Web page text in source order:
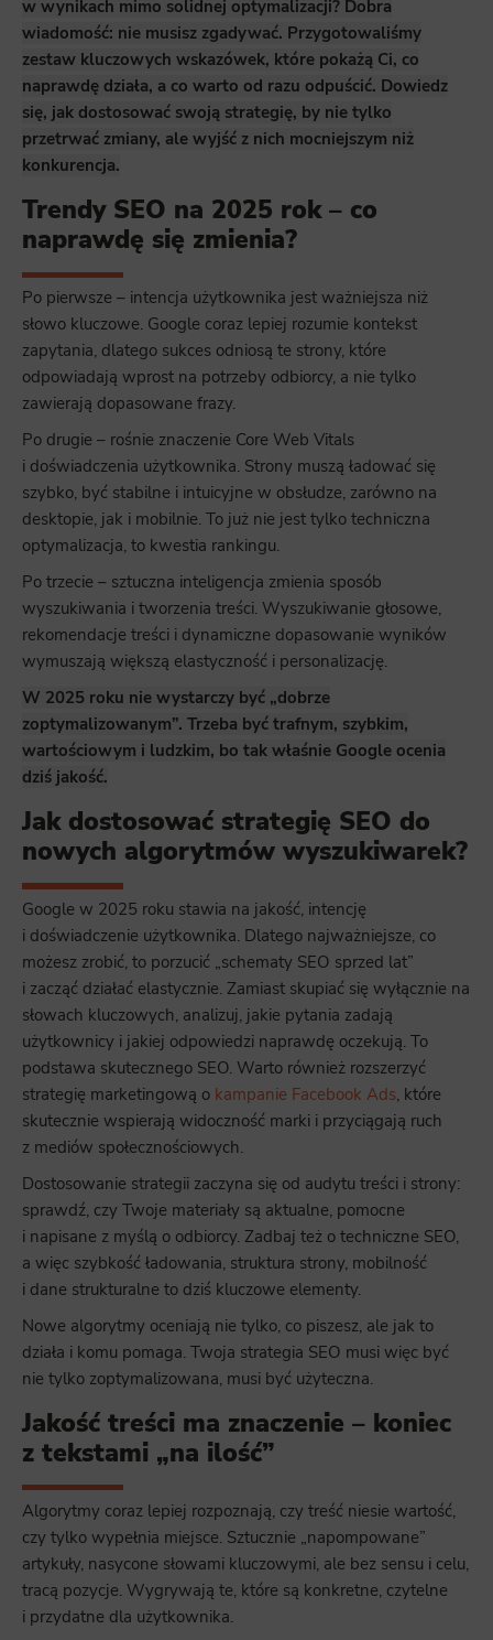
w wynikach mimo solidnej optymalizacji? Dobra
wiadomość: nie musisz zgadywać. Przygotowaliśmy
zestaw kluczowych wskazówek, które pokażą Ci, co
naprawdę działa, a co warto od razu odpuścić. Dowiedz
się, jak dostosować swoją strategię, by nie tylko
przetrwać zmiany, ale wyjść z nich mocniejszym niż
konkurencja.
Trendy SEO na 2025 rok – co
naprawdę się zmienia?
Po pierwsze – intencja użytkownika jest ważniejsza niż
słowo kluczowe. Google coraz lepiej rozumie kontekst
zapytania, dlatego sukces odniosą te strony, które
odpowiadają wprost na potrzeby odbiorcy, a nie tylko
zawierają dopasowane frazy.
Po drugie – rośnie znaczenie Core Web Vitals
i doświadczenia użytkownika. Strony muszą ładować się
szybko, być stabilne i intuicyjne w obsłudze, zarówno na
desktopie, jak i mobilnie. To już nie jest tylko techniczna
optymalizacja, to kwestia rankingu.
Po trzecie – sztuczna inteligencja zmienia sposób
wyszukiwania i tworzenia treści. Wyszukiwanie głosowe,
rekomendacje treści i dynamiczne dopasowanie wyników
wymuszają większą elastyczność i personalizację.
W 2025 roku nie wystarczy być „dobrze
zoptymalizowanym”. Trzeba być trafnym, szybkim,
wartościowym i ludzkim, bo tak właśnie Google ocenia
dziś jakość.
Jak dostosować strategię SEO do
nowych algorytmów wyszukiwarek?
Google w 2025 roku stawia na jakość, intencję
i doświadczenie użytkownika. Dlatego najważniejsze, co
możesz zrobić, to porzucić „schematy SEO sprzed lat”
i zacząć działać elastycznie. Zamiast skupiać się wyłącznie na
słowach kluczowych, analizuj, jakie pytania zadają
użytkownicy i jakiej odpowiedzi naprawdę oczekują. To
podstawa skutecznego SEO. Warto również rozszerzyć
strategię marketingową o kampanie Facebook Ads, które
skutecznie wspierają widoczność marki i przyciągają ruch
z mediów społecznościowych.
Dostosowanie strategii zaczyna się od audytu treści i strony:
sprawdź, czy Twoje materiały są aktualne, pomocne
i napisane z myślą o odbiorcy. Zadbaj też o techniczne SEO,
a więc szybkość ładowania, struktura strony, mobilność
i dane strukturalne to dziś kluczowe elementy.
Nowe algorytmy oceniają nie tylko, co piszesz, ale jak to
działa i komu pomaga. Twoja strategia SEO musi więc być
nie tylko zoptymalizowana, musi być użyteczna.
Jakość treści ma znaczenie – koniec
z tekstami „na ilość”
Algorytmy coraz lepiej rozpoznają, czy treść niesie wartość,
czy tylko wypełnia miejsce. Sztucznie „napompowane”
artykuły, nasycone słowami kluczowymi, ale bez sensu i celu,
tracą pozycje. Wygrywają te, które są konkretne, czytelne
i przydatne dla użytkownika.